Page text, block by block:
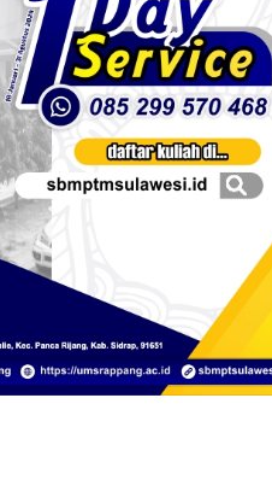
Banner UIAD